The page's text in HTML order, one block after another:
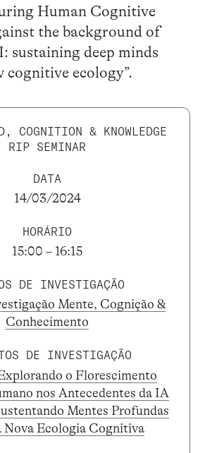
Human Cognitive
the background of
sustaining deep minds
ecology”.
COGNITION & KNOWLEDGE
RIP SEMINAR
DATA
14/03/2024
HORÁRIO
15:00 – 16:15
DE INVESTIGAÇÃO
Mente, Cognição &
Conhecimento
DE INVESTIGAÇÃO
o Florescimento
nos Antecedentes da IA
Mentes Profundas
Nova Ecologia Cognitiva